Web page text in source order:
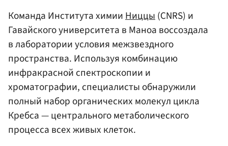
Команда Института химииНиццы(CNRS) и
Гавайского университета в Маноа воссоздала
в лаборатории условия межзвездного
пространства. Используя комбинацию
инфракрасной спектроскопии и
хроматографии, специалисты обнаружили
полный набор органических молекул цикла
Кребса — центрального метаболического
процесса всех живых клеток.